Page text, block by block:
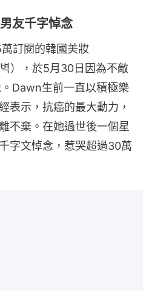
友千字悼念
訂閱的韓國美妝
），於5月30日因為不敵
Dawn生前一直以積極樂
表示，抗癌的最大動力，
不棄。在她過世後一個星
字文悼念，惹哭超過30萬